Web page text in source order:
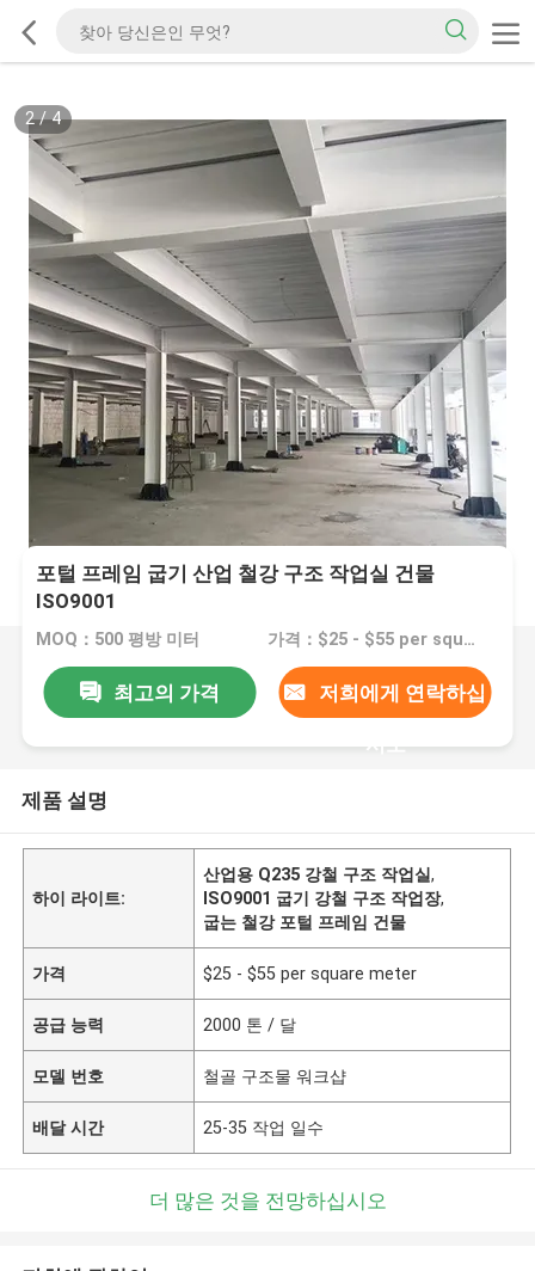
2/4
포털 프레임 굽기 산업 철강 구조 작업실 건물
ISO9001
MOQ：500 평방 미터 가격：$25 - $55 per square meter
최고의 가격 저희에게 연락하십
시오
제품 설명
하이 라이트:
산업용 Q235 강철 구조 작업실,
ISO9001 굽기 강철 구조 작업장,
굽는 철강 포털 프레임 건물
가격 $25 - $55 per square meter
공급 능력 2000 톤 / 달
모델 번호 철골 구조물 워크샵
배달 시간 25-35 작업 일수
더 많은 것을 전망하십시오